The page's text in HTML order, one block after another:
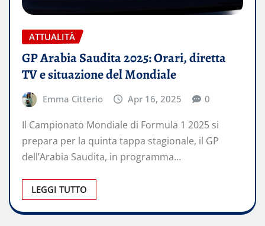
ATTUALITÀ
GP Arabia Saudita 2025: Orari, diretta
TV e situazione del Mondiale
Emma Citterio Apr 16, 2025 0
Il Campionato Mondiale di Formula 1 2025 si
prepara per la quinta tappa stagionale, il GP
dell’Arabia Saudita, in programma…
LEGGI TUTTO